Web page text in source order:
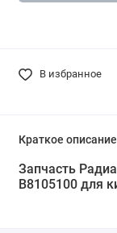
В избранное
Краткое описание
Запчасть
B8105100 для